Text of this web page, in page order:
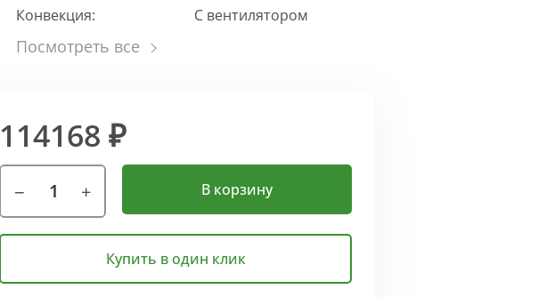
Конвекция:
С вентилятором
114168 ₽
В корзину
Купить в один клик